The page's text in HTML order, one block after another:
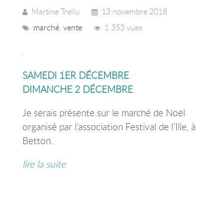
Martine Trellu
13 novembre 2018
marché, vente 1 353 vues
SAMEDI 1ER DÉCEMBRE
DIMANCHE 2 DÉCEMBRE
Je serais présente sur le marché de Noël
organisé par l’association Festival de l’Ille, à
Betton.
lire la suite